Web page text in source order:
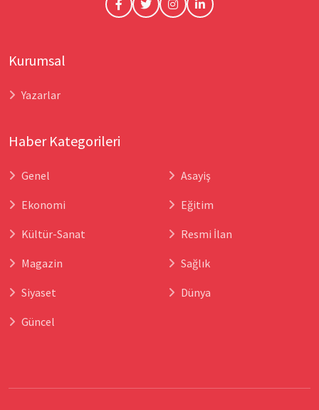
Kurumsal
Yazarlar
Haber Kategorileri
Genel Asayiş
Ekonomi Eğitim
Kültür-Sanat Resmi İlan
Magazin Sağlık
Siyaset Dünya
Güncel